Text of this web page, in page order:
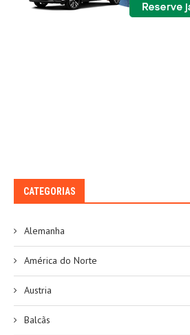
CATEGORIAS
Alemanha
América do Norte
Austria
Balcãs